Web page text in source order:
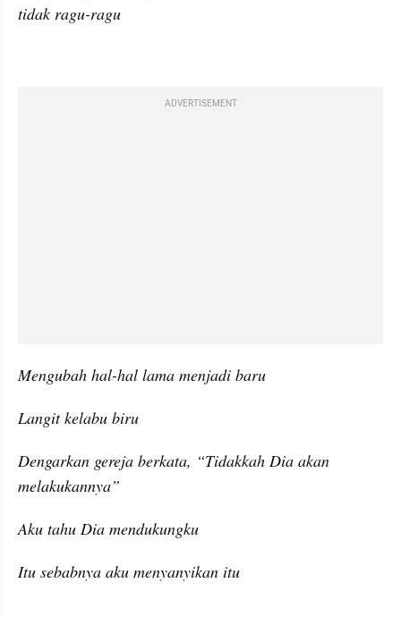
tidak ragu-ragu
ADVERTISEMENT
Mengubah hal-hal lama menjadi baru
Langit kelabu biru
Dengarkan gereja berkata, “Tidakkah Dia akan
melakukannya”
Aku tahu Dia mendukungku
Itu sebabnya aku menyanyikan itu